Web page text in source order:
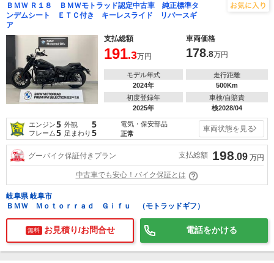
ＢＭＷ Ｒ１８ ＢＭＷモトラッド認定中古車 純正標準タ
ンデムシート ＥＴＣ付き キーレスライド リバースギ
ア
支払総額
車両価格
191.3万円 178.8万円
モデル年式
2024年
走行距離
500Km
初度登録年
2025年
車検/自賠責
検2028/04
エンジン5 外観 5
フレーム5 足まわり 5
電気・保安部品
正常
車両状態を見る
グーバイク保証付きプラン 支払総額 198.09 万円
中古車でも安心！バイク保証とは
岐阜県 岐阜市
ＢＭＷ Ｍｏｔｏｒｒａｄ Ｇｉｆｕ （モトラッドギフ）
無料 お見積り/お問合せ 電話をかける